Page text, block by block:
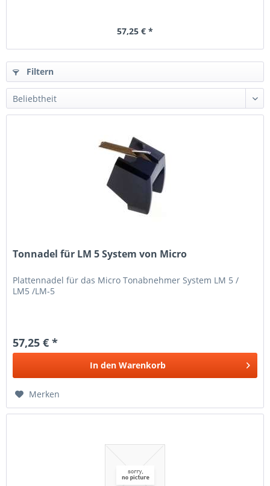
57,25 € *
Filtern
Tonnadel für LM 5 System von Micro
Plattennadel für das Micro Tonabnehmer System LM 5 /
LM5 /LM-5
57,25 € *
In den Warenkorb
Merken